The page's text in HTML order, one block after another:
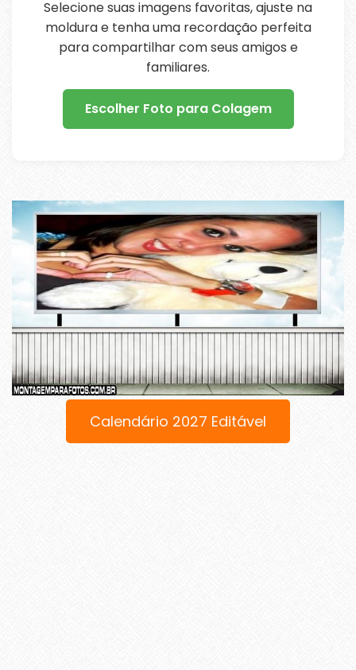
Selecione suas imagens favoritas, ajuste na
moldura e tenha uma recordação perfeita
para compartilhar com seus amigos e
familiares.
Escolher Foto para Colagem
Calendário 2027 Editável